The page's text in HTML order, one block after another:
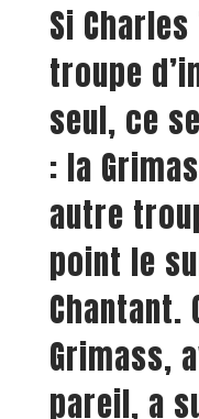
Si
troupe
seul, ce
: la
autre
point le
Chantant.
Grimass,
pareil, a